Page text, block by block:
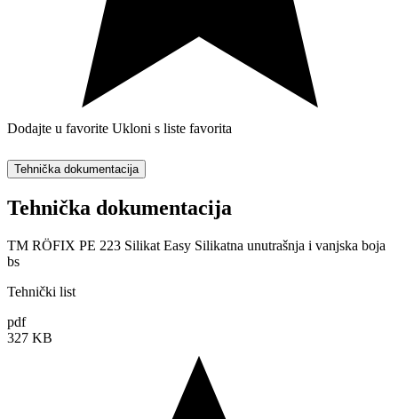
Dodajte u favorite Ukloni s liste favorita
Tehnička dokumentacija
Tehnička dokumentacija
TM RÖFIX PE 223 Silikat Easy Silikatna unutrašnja i vanjska boja
bs
Tehnički list
pdf
327 KB